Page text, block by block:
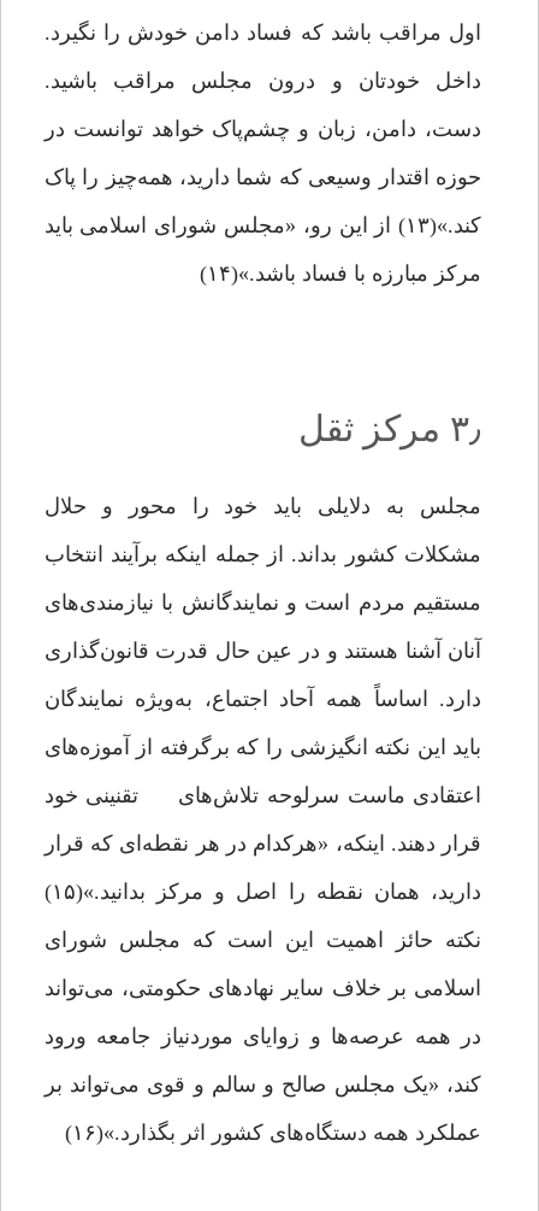
اول مراقب باشد که فساد دامن خودش را نگیرد.
داخل خودتان و درون مجلس مراقب باشید.
دست، دامن، زبان و چشم‌پاک خواهد توانست در
حوزه‌ اقتدار وسیعی که شما دارید، همه‌چیز را پاک
کند.»(۱۳) از این ‌رو، «مجلس شورای اسلامی باید
مرکز مبارزه‌ با فساد باشد.»(۱۴)
۳٫ مرکز ثقل
مجلس به دلایلی باید خود را محور و حلال
مشکلات کشور بداند. از جمله اینکه برآیند انتخاب
مستقیم مردم است و نمایندگانش با نیازمندی‌های
آنان آشنا هستند و در عین‌ حال قدرت قانون‌گذاری
دارد. اساساً همه آحاد اجتماع، به‌ویژه نمایندگان
باید این نکته انگیزشی را که برگرفته از آموزه‌های
اعتقادی ماست سرلوحه تلاش‌های تقنینی خود
قرار دهند. اینکه، «هرکدام در هر نقطه‌ای که قرار
دارید، همان نقطه را اصل و مرکز بدانید.»(۱۵)
نکته حائز اهمیت این است ‌که مجلس شورای
اسلامی بر خلاف سایر نهادهای حکومتی، می‌تواند
در همه عرصه‌ها و زوایای موردنیاز جامعه ورود
کند، «یک مجلس صالح و سالم و قوی می‌تواند بر
عملکرد همه‌ دستگاه‌های کشور اثر بگذارد.»(۱۶)